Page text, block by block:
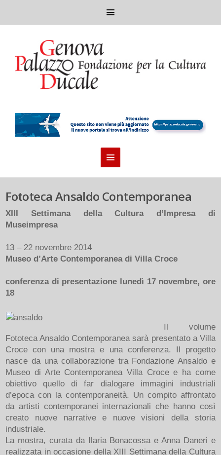
Fototeca Ansaldo Contemporanea
XIII Settimana della Cultura d’Impresa di
Museimpresa
13 – 22 novembre 2014
Museo d’Arte Contemporanea di Villa Croce
conferenza di presentazione lunedì 17 novembre, ore
18
Il volume
Fototeca Ansaldo Contemporanea sarà presentato a Villa
Croce con una mostra e una conferenza. Il progetto
nasce da una collaborazione tra Fondazione Ansaldo e
Museo di Arte Contemporanea Villa Croce e ha come
obiettivo quello di far dialogare immagini industriali
d’epoca con la contemporaneità. Un compito affrontato
da artisti contemporanei internazionali che hanno così
creato nuove narrative e nuove visioni della storia
industriale.
La mostra, curata da Ilaria Bonacossa e Anna Daneri e
realizzata in occasione della XIII Settimana della Cultura